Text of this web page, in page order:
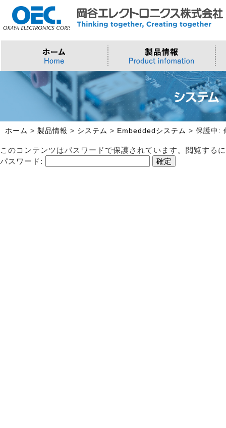
プロセッサ
>Intel (IoT/Embedded)
>Intel Arc Graphics
ソフトウェア・クラウド
>Microsoft Azure
>Windows IoT
>Trellix
>AI・IoTソリューション
>インテル IoTソリューション
>評価開発キット
>LLMソリューション
スマートシティ・DX
>ナガレミル / 人流・交通
>会社概要 >トップメッセージ
>製品・御見積お問い合わせ >その他・採用お問い合わせ
ホーム > 製品情報 > システム > Embeddedシステム > 保護中:
このコンテンツはパスワードで保護されています。閲覧する
パスワード: